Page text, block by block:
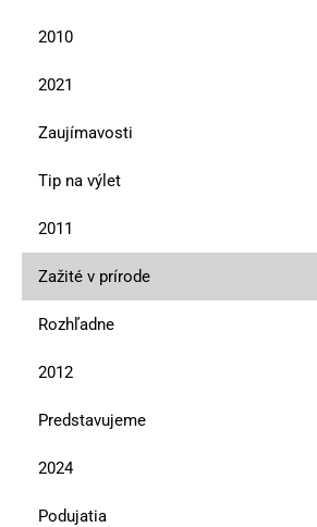
2010
2021
Zaujímavosti
Tip na výlet
2011
Zažité v prírode
Rozhľadne
2012
Predstavujeme
2024
Podujatia